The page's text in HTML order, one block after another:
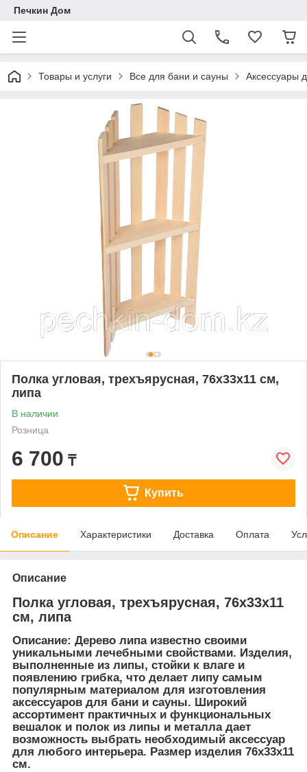
Печкин Дом
Товары и услуги Все для бани и сауны Аксессуары
Полка угловая, трехъярусная, 76х33х11 см,
липа
В наличии
Розница
6 700 ₸
Купить
Описание Характеристики Доставка Оплата
Описание
Полка угловая, трехъярусная, 76х33х11
см, липа
Описание: Дерево липа известно своими
уникальными лечебными свойствами. Изделия,
выполненные из липы, стойки к влаге и
появлению грибка, что делает липу самым
популярным материалом для изготовления
аксессуаров для бани и сауны. Широкий
ассортимент практичных и функциональных
вешалок и полок из липы и металла дает
возможность выбрать необходимый аксессуар
для любого интерьера. Размер изделия 76х33х11
см.